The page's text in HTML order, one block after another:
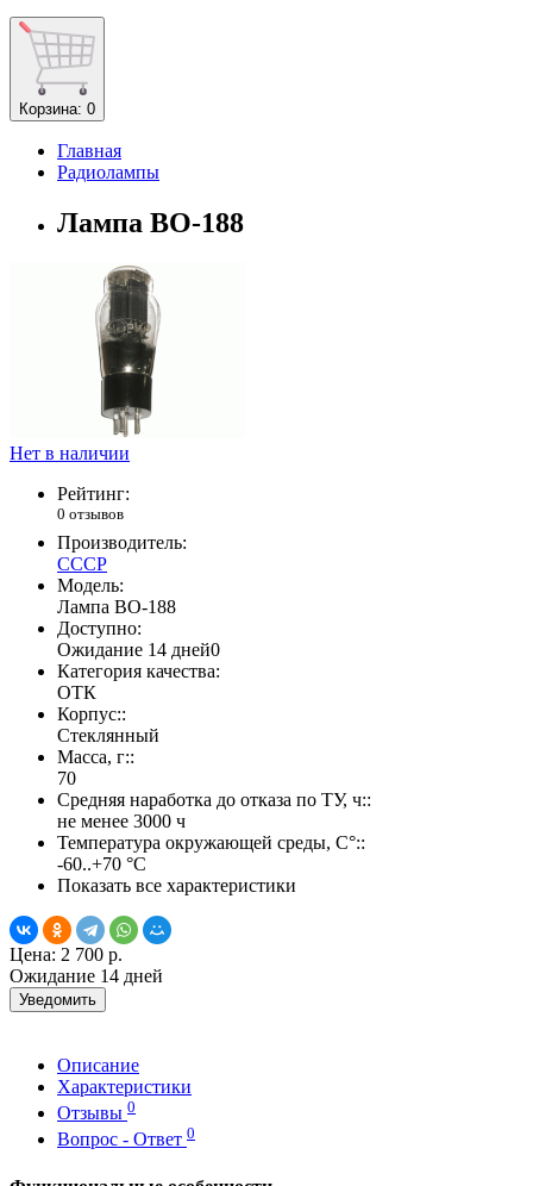
Корзина: 0
Главная
Радиолампы
Лампа ВО-188
Нет в наличии
Рейтинг:
0 отзывов
Производитель:
СССР
Модель:
Лампа ВО-188
Доступно:
Ожидание 14 дней0
Категория качества:
ОТК
Корпус::
Стеклянный
Масса, г::
70
Средняя наработка до отказа по ТУ, ч::
не менее 3000 ч
Температура окружающей среды, С°::
-60..+70 °С
Показать все характеристики
Цена: 2 700 р.
Ожидание 14 дней
Уведомить
Описание
Характеристики
Отзывы 0
Вопрос - Ответ 0